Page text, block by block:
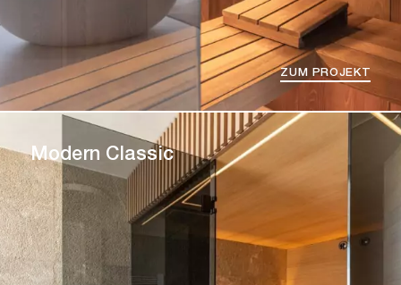
ZUM PROJEKT
Modern Classic